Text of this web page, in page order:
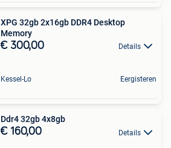
XPG 32gb 2x16gb DDR4 Desktop
Memory
€ 300,00 Details
Kessel-Lo Eergisteren
Ddr4 32gb 4x8gb
€ 160,00 Details